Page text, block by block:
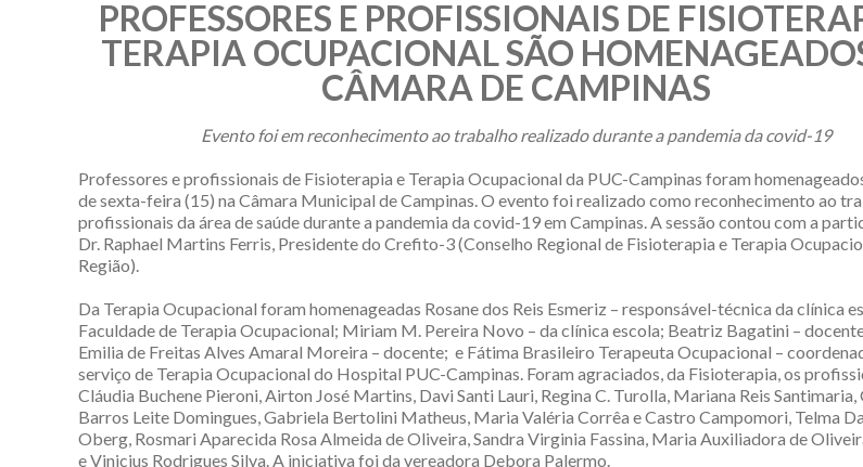
PROFESSORES E PROFISSIONAIS DE
TERAPIA OCUPACIONAL SÃO
CÂMARA DE CAMPINAS
Evento foi em reconhecimento ao trabalho realizado durante a pandemia da covid-19
Professores e profissionais de Fisioterapia e Terapia Ocupacional da PUC-Campinas foram
de sexta-feira (15) na Câmara Municipal de Campinas. O evento foi realizado como reconhecimento ao
profissionais da área de saúde durante a pandemia da covid-19 em Campinas. A sessão contou com a
Dr. Raphael Martins Ferris, Presidente do Crefito-3 (Conselho Regional de Fisioterapia e Terapia
Região).
Da Terapia Ocupacional foram homenageadas Rosane dos Reis Esmeriz – responsável-técnica da clínica
Faculdade de Terapia Ocupacional; Miriam M. Pereira Novo – da clínica escola; Beatriz Bagatini –
Emilia de Freitas Alves Amaral Moreira – docente; e Fátima Brasileiro Terapeuta Ocupacional –
serviço de Terapia Ocupacional do Hospital PUC-Campinas. Foram agraciados, da Fisioterapia, os
Cláudia Buchene Pieroni, Airton José Martins, Davi Santi Lauri, ⁠Regina C. Turolla, ⁠Mariana Reis
Barros Leite Domingues, Gabriela Bertolini Matheus, ⁠Maria Valéria Corrêa e Castro Campomori, Telma
Oberg, Rosmari Aparecida Rosa Almeida de Oliveira, Sandra Virginia Fassina, Maria Auxiliadora de
e Vinicius Rodrigues Silva. A iniciativa foi da vereadora Debora Palermo.